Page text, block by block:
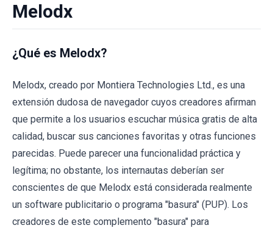
Melodx
¿Qué es Melodx?
Melodx, creado por Montiera Technologies Ltd., es una
extensión dudosa de navegador cuyos creadores afirman
que permite a los usuarios escuchar música gratis de alta
calidad, buscar sus canciones favoritas y otras funciones
parecidas. Puede parecer una funcionalidad práctica y
legítima; no obstante, los internautas deberían ser
conscientes de que Melodx está considerada realmente
un software publicitario o programa "basura" (PUP). Los
creadores de este complemento "basura" para